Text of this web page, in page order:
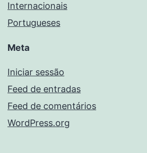
Internacionais
Portugueses
Meta
Iniciar sessão
Feed de entradas
Feed de comentários
WordPress.org